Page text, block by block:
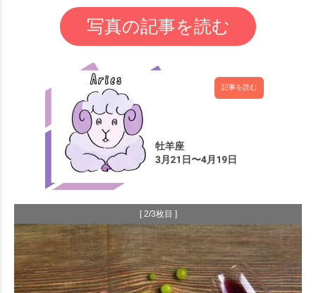
写真の記事を読む
記事を読む
[ 2/3枚目 ]